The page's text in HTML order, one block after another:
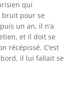
qui
bruit pour se
un an, il n’a
et il doit se
récépissé. C’est
il lui fallait se